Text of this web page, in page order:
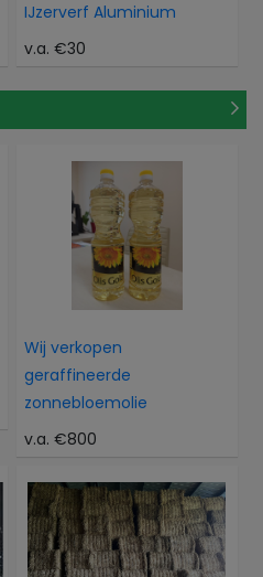
IJzerverf Aluminium
v.a. €30
Wij verkopen
geraffineerde
zonnebloemolie
v.a. €800